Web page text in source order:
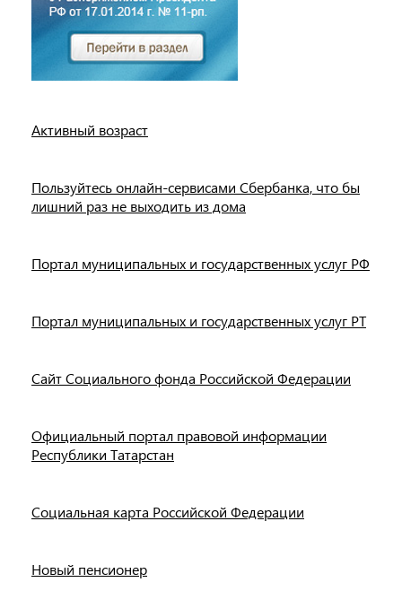
Активный возраст
Пользуйтесь онлайн-сервисами Сбербанка, что бы
лишний раз не выходить из дома
Портал муниципальных и государственных услуг РФ
Портал муниципальных и государственных услуг РТ
Сайт Социального фонда Российской Федерации
Официальный портал правовой информации
Республики Татарстан
Социальная карта Российской Федерации
Новый пенсионер